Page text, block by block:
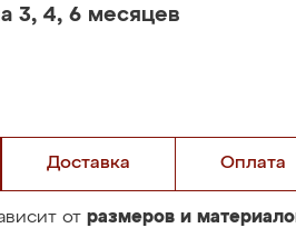
3, 4, 6 месяцев
Доставка Оплата
от размеров и